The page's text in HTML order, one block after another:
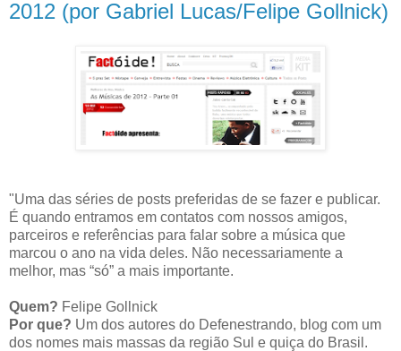
2012 (por Gabriel Lucas/Felipe Gollnick)
"Uma das séries de posts preferidas de se fazer e publicar.
É quando entramos em contatos com nossos amigos,
parceiros e referências para falar sobre a música que
marcou o ano na vida deles. Não necessariamente a
melhor, mas “só” a mais importante.
Quem? Felipe Gollnick
Por que? Um dos autores do Defenestrando, blog com um
dos nomes mais massas da região Sul e quiça do Brasil.